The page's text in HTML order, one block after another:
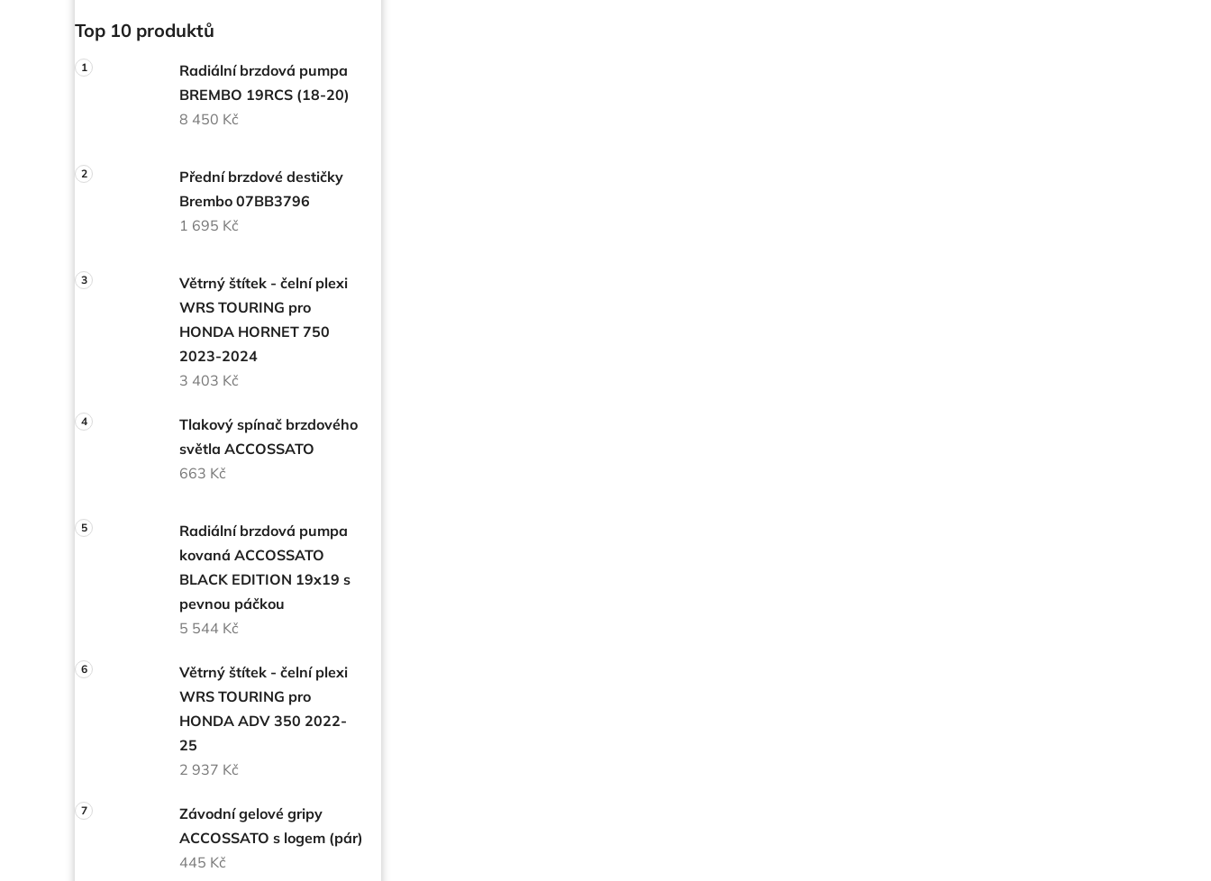
Top 10 produktů
Radiální brzdová pumpa
BREMBO 19RCS (18-20)
8 450 Kč
Přední brzdové destičky
Brembo 07BB3796
1 695 Kč
Větrný štítek - čelní plexi
WRS TOURING pro
HONDA HORNET 750
2023-2024
3 403 Kč
Tlakový spínač brzdového
světla ACCOSSATO
663 Kč
Radiální brzdová pumpa
kovaná ACCOSSATO
BLACK EDITION 19x19 s
pevnou páčkou
5 544 Kč
Větrný štítek - čelní plexi
WRS TOURING pro
HONDA ADV 350 2022-
25
2 937 Kč
Závodní gelové gripy
ACCOSSATO s logem (pár)
445 Kč